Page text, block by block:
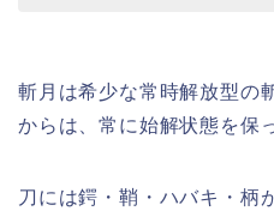
斬月は希少な常時解放型の
からは、常に始解状態を保
刀には鍔・鞘・ハバキ・柄